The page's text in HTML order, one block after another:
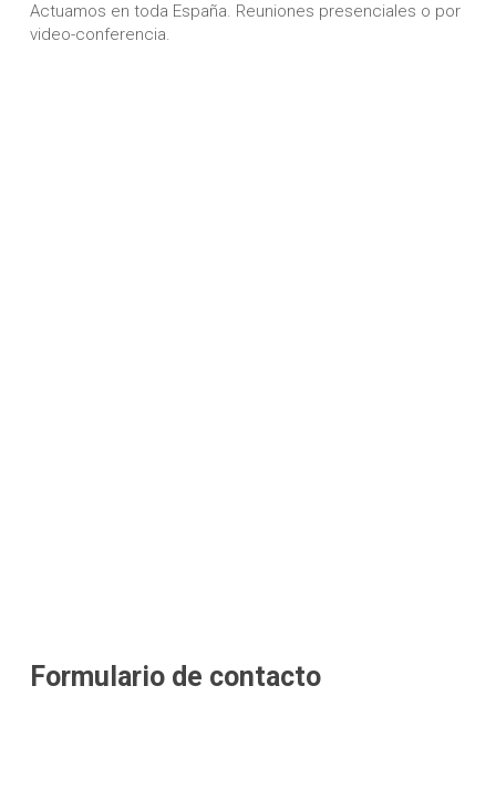
Actuamos en toda España. Reuniones presenciales o por
video-conferencia.
Formulario de contacto